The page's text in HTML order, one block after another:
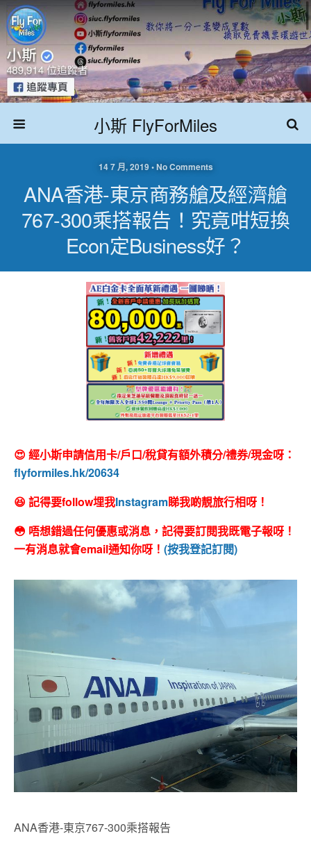
小斯 FlyForMiles
14 7 月, 2019 • No Comments
ANA香港-東京商務艙及經濟艙
767-300乘搭報告！究竟咁短換
Econ定Business好？
😍 經小斯申請信用卡/戶口/稅貸有額外積分/禮券/現金呀：
flyformiles.hk/20634
😆 記得要follow埋我Instagram睇我啲靚旅行相呀！
😳 唔想錯過任何優惠或消息，記得要訂閱我既電子報呀！
一有消息就會email通知你呀！ (按我登記訂閱)
ANA香港-東京767-300乘搭報告